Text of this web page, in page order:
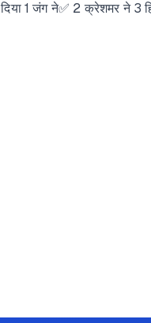
दिया 1 जंग ने✅ 2 क्रेशमर ने